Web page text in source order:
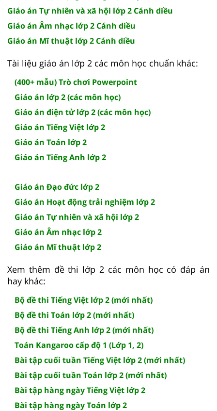
Giáo án Tự nhiên và xã hội lớp 2 Cánh diều
Giáo án Âm nhạc lớp 2 Cánh diều
Giáo án Mĩ thuật lớp 2 Cánh diều
Tài liệu giáo án lớp 2 các môn học chuẩn khác:
(400+ mẫu) Trò chơi Powerpoint
Giáo án lớp 2 (các môn học)
Giáo án điện tử lớp 2 (các môn học)
Giáo án Tiếng Việt lớp 2
Giáo án Toán lớp 2
Giáo án Tiếng Anh lớp 2
Giáo án Đạo đức lớp 2
Giáo án Hoạt động trải nghiệm lớp 2
Giáo án Tự nhiên và xã hội lớp 2
Giáo án Âm nhạc lớp 2
Giáo án Mĩ thuật lớp 2
Xem thêm đề thi lớp 2 các môn học có đáp án
hay khác:
Bộ đề thi Tiếng Việt lớp 2 (mới nhất)
Bộ đề thi Toán lớp 2 (mới nhất)
Bộ đề thi Tiếng Anh lớp 2 (mới nhất)
Toán Kangaroo cấp độ 1 (Lớp 1, 2)
Bài tập cuối tuần Tiếng Việt lớp 2 (mới nhất)
Bài tập cuối tuần Toán lớp 2 (mới nhất)
Bài tập hàng ngày Tiếng Việt lớp 2
Bài tập hàng ngày Toán lớp 2